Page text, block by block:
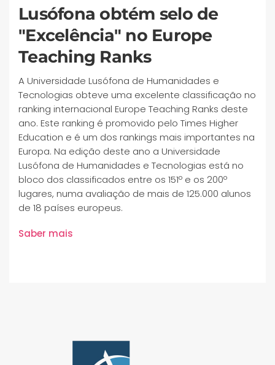
Lusófona obtém selo de
"Excelência" no Europe
Teaching Ranks
A Universidade Lusófona de Humanidades e
Tecnologias obteve uma excelente classificação no
ranking internacional Europe Teaching Ranks deste
ano. Este ranking é promovido pelo Times Higher
Education e é um dos rankings mais importantes na
Europa. Na edição deste ano a Universidade
Lusófona de Humanidades e Tecnologias está no
bloco dos classificados entre os 151º e os 200º
lugares, numa avaliação de mais de 125.000 alunos
de 18 países europeus.
Saber mais